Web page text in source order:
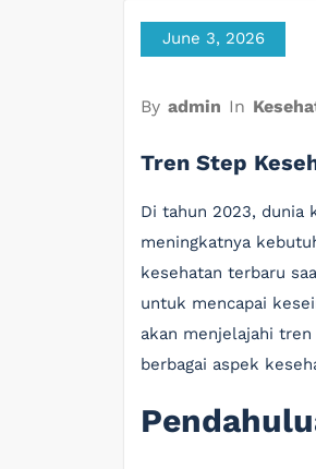
June 3, 2026
By admin In
Tren Step
Di tahun 2023, dunia
meningkatnya
kesehatan terbaru
untuk mencapai
akan menjelajahi
berbagai aspek